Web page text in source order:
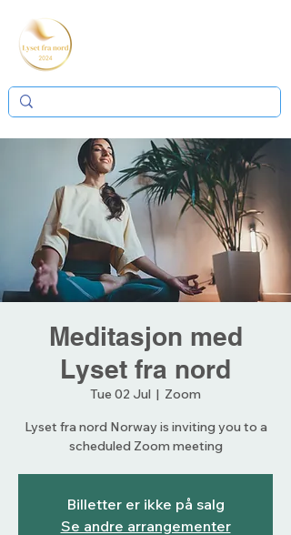
Meditasjon med
Lyset fra nord
Tue 02 Jul
  |
Zoom
Lyset fra nord Norway is inviting you to a
scheduled Zoom meeting
Billetter er ikke på salg
Se andre arrangementer